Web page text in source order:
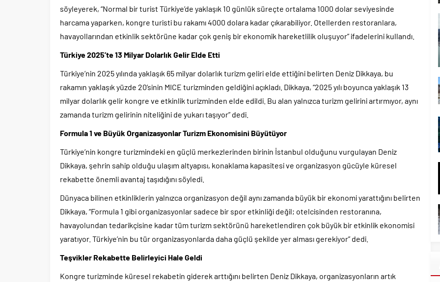
söyleyerek, “Normal bir turist Türkiye’de yaklaşık 10 günlük süreçte ortalama 1000 dolar seviyesinde
harcama yaparken, kongre turisti bu rakamı 4000 dolara kadar çıkarabiliyor. Otellerden restoranlara,
havayollarından etkinlik sektörüne kadar çok geniş bir ekonomik hareketlilik oluşuyor” ifadelerini kullandı.
Türkiye 2025’te 13 Milyar Dolarlık Gelir Elde Etti
Türkiye’nin 2025 yılında yaklaşık 65 milyar dolarlık turizm geliri elde ettiğini belirten Deniz Dikkaya, bu
rakamın yaklaşık yüzde 20’sinin MICE turizminden geldiğini açıkladı. Dikkaya, “2025 yılı boyunca yaklaşık 13
milyar dolarlık gelir kongre ve etkinlik turizminden elde edildi. Bu alan yalnızca turizm gelirini artırmıyor, aynı
zamanda turizm gelirinin niteliğini de yukarı taşıyor” dedi.
Formula 1 ve Büyük Organizasyonlar Turizm Ekonomisini Büyütüyor
Türkiye’nin kongre turizmindeki en güçlü merkezlerinden birinin İstanbul olduğunu vurgulayan Deniz
Dikkaya, şehrin sahip olduğu ulaşım altyapısı, konaklama kapasitesi ve organizasyon gücüyle küresel
rekabette önemli avantaj taşıdığını söyledi.
Dünyaca bilinen etkinliklerin yalnızca organizasyon değil aynı zamanda büyük bir ekonomi yarattığını belirten
Dikkaya, “Formula 1 gibi organizasyonlar sadece bir spor etkinliği değil; otelcisinden restoranına,
havayolundan tedarikçisine kadar tüm turizm sektörünü hareketlendiren çok büyük bir etkinlik ekonomisi
yaratıyor. Türkiye’nin bu tür organizasyonlarda daha güçlü şekilde yer alması gerekiyor” dedi.
Teşvikler Rekabette Belirleyici Hale Geldi
Kongre turizminde küresel rekabetin giderek arttığını belirten Deniz Dikkaya, organizasyonların artık